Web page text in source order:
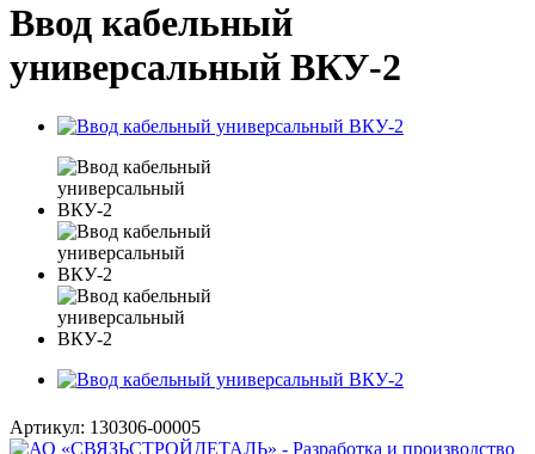
Ввод кабельный
универсальный ВКУ-2
Артикул: 130306-00005